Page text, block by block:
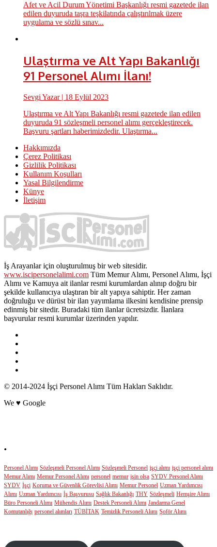
Afet ve Acil Durum Yönetimi Başkanlığı resmi gazetede ilan
edilen duyuruda taşra teşkilatında çalıştırılmak üzere
uygulama ve sözlü sınav...
Ulaştırma ve Alt Yapı Bakanlığı
91 Personel Alımı İlanı!
Sevgi Yazar| 18 Eylül 2023
Ulaştırma ve Alt Yapı Bakanlığı resmi gazetede ilan edilen
duyuruda 91 sözleşmeli personel alımı gerçekleştirecek.
Başvuru şartları haberimizdedir. Ulaştırma...
Hakkımızda
Çerez Politikası
Gizlilik Politikası
Kullanım Koşulları
Yasal Bilgilendirme
Künye
İletişim
İş Arayanlar için oluşturulmuş bir web sitesidir.
www.iscipersonelalimi.com Tüm Memur Alımı, Personel Alımı, İşçi
Alımı ve Kamuya ait ilanlar resmi kurumlardan alınıp doğru bir
şekilde kullanıcıya ulaştıran bir alt yapıya sahiptir. Her zaman
doğruluğu ve dürüst bir ilan yayımlama ilkesini kendisine prensip
edinmiş bir sitedir. Buradaki tüm ilanlar ücretsizdir. İlanlara
başvurular resmi kurumlar üzerinden yapılır.
© 2014-2024 İşçi Personel Alımı Tüm Hakları Saklıdır.
We ♥ Google
.
Personel Alımı Sözleşmeli Personel Alımı Sözleşmeli Personel işçi alımı işçi personel alımı
Memur Alımı Memur Personel Alımı personel memur işin olsa SYDV Personel Alımı
SYDV İşçi Koruma ve Güvenlik Görevlisi Alımı Memur Personel Uzman Yardımcısı
Alımı Uzman Yardımcısı İş Başvurusu Sağlık Bakanlığı THY Sözleşmeli Hemşire Alımı
Büro Personeli Alımı Mühendis Alımı Destek Personeli Alımı Jandarma Genel
Komutanlığı personel alımları TÜBİTAK Temizlik Personeli Alımı Şoför Alımı